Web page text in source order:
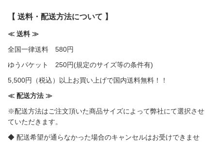
【 送料・配送方法について 】
≪ 送料 ≫
全国一律送料 580円
ゆうパケット 250円(規定のサイズ等の条件有)
5,500円（税込）以上お買い上げで国内送料無料！！
≪ 配送方法 ≫
※配送方法はご注文頂いた商品サイズによって弊社にて選択させ
ていただきます。
◆ 配送希望が通らなかった場合のキャンセルはお受けできませ